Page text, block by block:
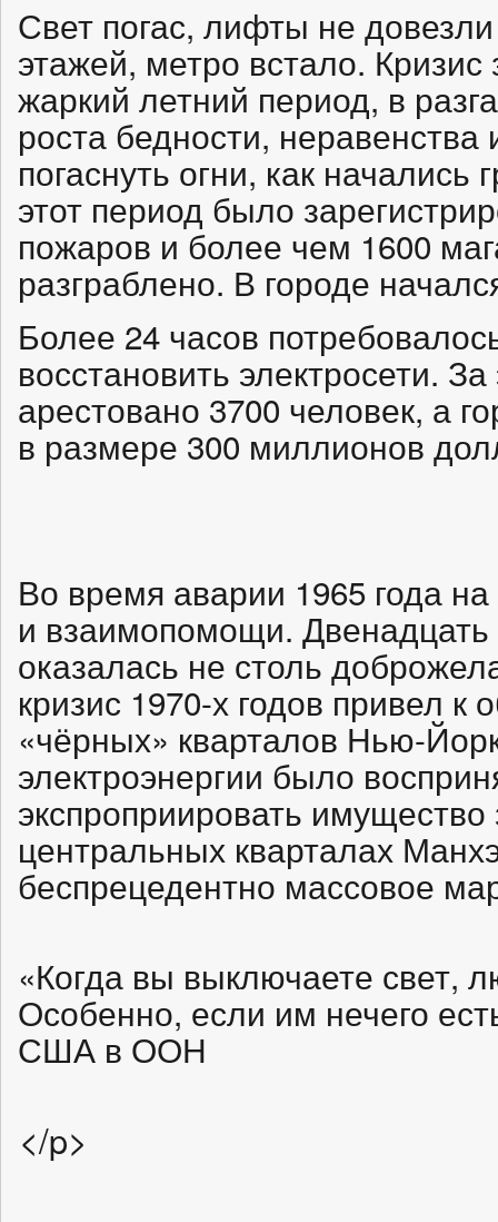
Свет погас, лифты не
этажей, метро встало.
жаркий летний период, в
роста бедности,
погаснуть огни, как
этот период было
пожаров и более чем 1600
разграблено. В городе
Более 24 часов
восстановить электросети.
арестовано 3700 человек, а
в размере 300 миллионов
Во время аварии 1965 года
и взаимопомощи. Двенадцать
оказалась не столь
кризис 1970-х годов привел
«чёрных» кварталов Нью-
электроэнергии было
экспроприировать
центральных кварталах
беспрецедентно массовое
«Когда вы выключаете свет,
Особенно, если им нечего
США в ООН
</p>